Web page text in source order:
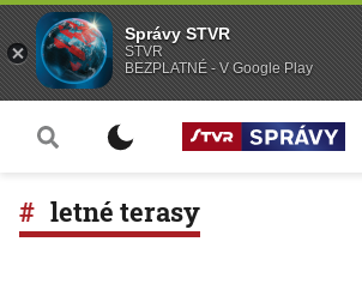
letné terasy
Správy STVR
STVR
BEZPLATNÉ - V Google Play